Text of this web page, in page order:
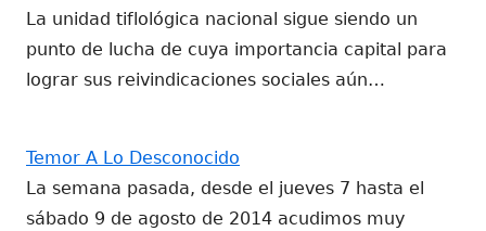
La unidad tiflológica nacional sigue siendo un
punto de lucha de cuya importancia capital para
lograr sus reivindicaciones sociales aún…
Temor A Lo Desconocido
La semana pasada, desde el jueves 7 hasta el
sábado 9 de agosto de 2014 acudimos muy